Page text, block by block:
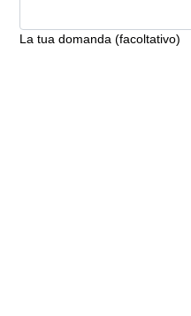
La tua domanda (facoltativo)